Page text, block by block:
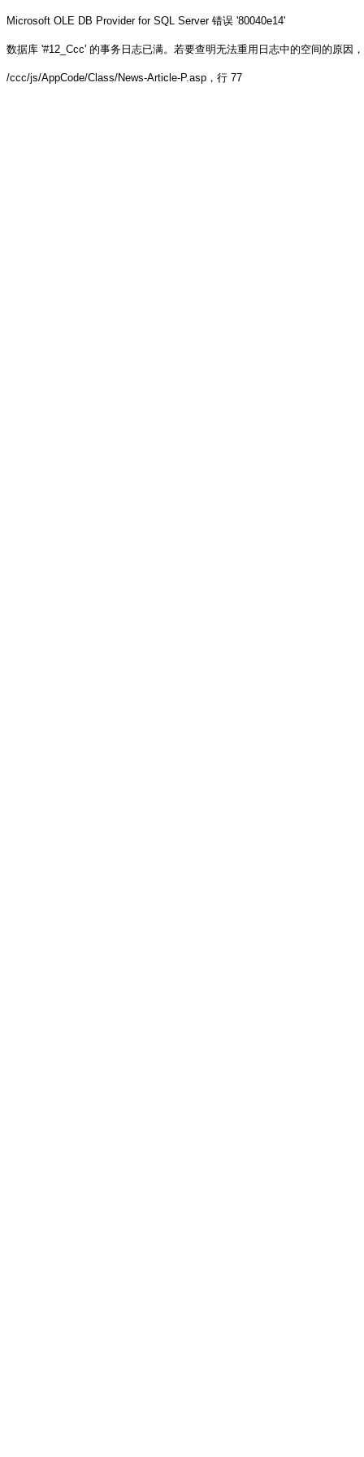
Microsoft OLE DB Provider for SQL Server 错误 '80040e14'
数据库 '#12_Ccc' 的事务日志已满。若要查明无法重用日志中的空间的原因
/ccc/js/AppCode/Class/News-Article-P.asp ，行 77